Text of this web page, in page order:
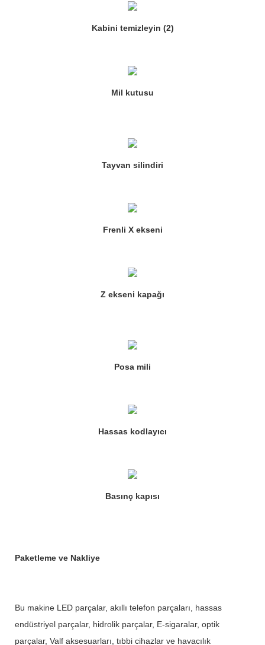
Kabini temizleyin (2)
Mil kutusu
Tayvan silindiri
Frenli X ekseni
Z ekseni kapağı
Posa mili
Hassas kodlayıcı
Basınç kapısı
Paketleme ve Nakliye
Bu makine LED parçalar, akıllı telefon parçaları, hassas
endüstriyel parçalar, hidrolik parçalar, E-sigaralar, optik
parçalar, Valf aksesuarları, tıbbi cihazlar ve havacılık